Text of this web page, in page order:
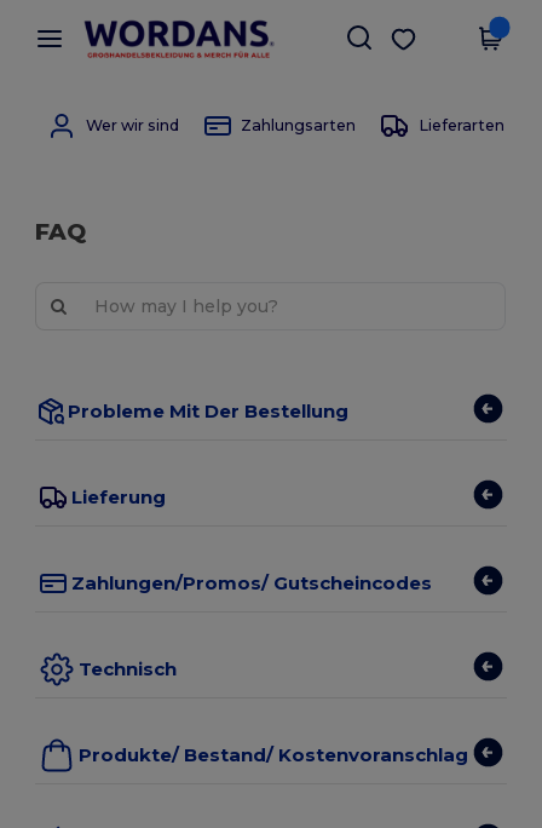
× Wordans App
Bessere Preise in der App!
App holen
Wer wir sind Zahlungsarten Lieferarten
FAQ
Probleme Mit Der Bestellung
Lieferung
Zahlungen/promos/ Gutscheincodes
Technisch
Produkte/ Bestand/ Kostenvoranschlag